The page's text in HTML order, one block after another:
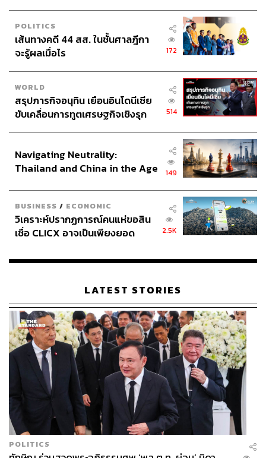
‘ภาคการค้า’ ชงตั้งคณะกรรมการแก้คอร์รัปชัน
ด้านตัวแทนภาคการค้าเสนอให้รัฐบาลเร่งแก้ปัญหา
คอร์รัปชันอย่างจริงจัง ผ่านการจัดตั้ง ‘คณะกรรมการแก้ไข
ปัญหาคอร์รัปชันแห่งชาติ’ ที่มีทั้งภาครัฐและเอกชนเข้าร่วม
เพื่อขับเคลื่อนมาตรการต่อต้านการทุจริตอย่างเป็นรูปธรรม
ควบคู่กับการจัดตั้ง ‘ศูนย์อำนวยการต่อต้านการทุจริตแห่ง
ชาติ’ เพื่อทำหน้าที่ผลักดันการปฏิบัติให้เกิดผลจริง โดยมองว่า
ปัญหาคอร์รัปชันเป็นอุปสรรคสำคัญต่อการพัฒนาเศรษฐกิจ
การยกระดับประเทศ และการเข้าสู่มาตรฐาน OECD ของ
ไทย
ใช้เทคโนโลยีและนวัตกรรมเพื่อเพิ่มผลผลิต ลดต้นทุน และ
เจรจาการค้าเสรี (FTA) กับประเทศคู่ค้า เพื่อให้การเจรจามี
เอกภาพและรวดเร็วมากขึ้น ท่ามกลางบริบทภูมิรัฐศาสตร์
เศรษฐกิจโลกที่เปลี่ยนแปลง
‘ภาค SME’ เตือนมาตรการ SME ต้องแยก Micro-
Small-Medium ให้ถูก
ส่วนตัวแทนภาค SME สะท้อนว่า ภาครัฐควรทำความเข้าใจ
คำว่า MSME ให้ชัดเจน โดยเฉพาะกลุ่ม Micro ซึ่งมีผู้ประกอบ
การกว่า 2.75 ล้านราย และเป็นกลุ่มที่เข้าถึงสินเชื่อได้ยาก
POLITICS
เส้นทางคดี 44 สส. ในชั้นศาลฎีกา
จะรู้ผลเมื่อไร
172
WORLD
สรุปภารกิจอนุทิน เยือนอินโดนีเซีย
ขับเคลื่อนการทูตเศรษฐกิจเชิงรุก
514
Navigating Neutrality:
Thailand and China in the Age
149
BUSINESS / ECONOMIC
วิเคราะห์ปรากฏการณ์คนแห่ขอสิน
เชื่อ CLICX อาจเป็นเพียงยอด
เรือนไทยที่ถูกซุกไว้
2.5K
LATEST STORIES
POLITICS